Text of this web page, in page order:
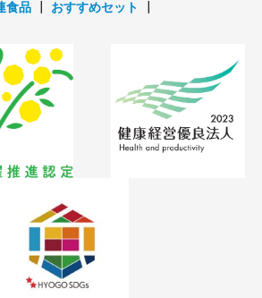
食品
おすすめセット